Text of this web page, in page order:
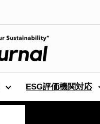
ESG評価機関対応